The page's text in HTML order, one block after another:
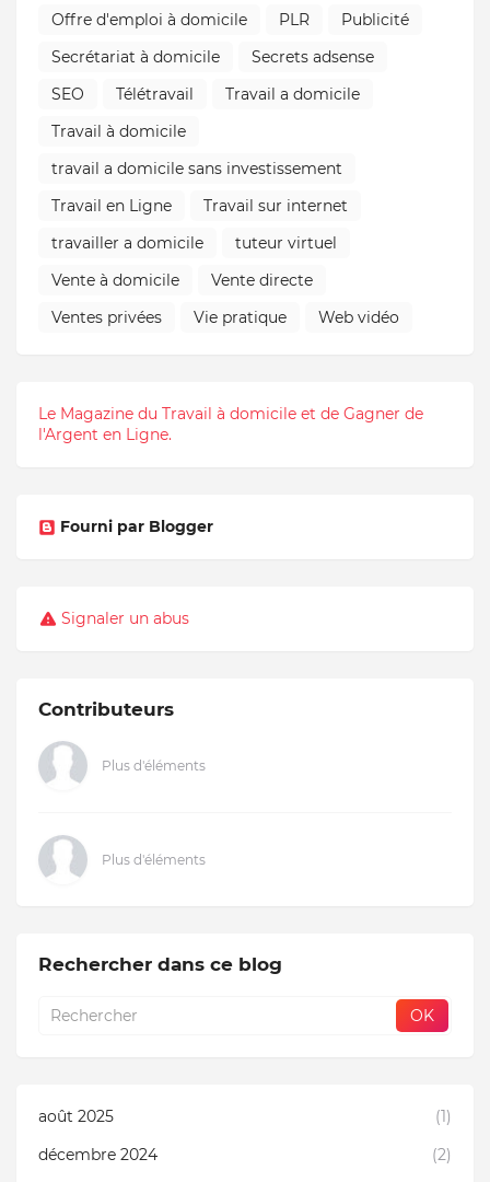
Offre d'emploi à domicile
PLR
Publicité
Secrétariat à domicile
Secrets adsense
SEO
Télétravail
Travail a domicile
Travail à domicile
travail a domicile sans investissement
Travail en Ligne
Travail sur internet
travailler a domicile
tuteur virtuel
Vente à domicile
Vente directe
Ventes privées
Vie pratique Web vidéo
Le Magazine du Travail à domicile et de Gagner de
l'Argent en Ligne.
Fourni par Blogger
Signaler un abus
Contributeurs
Plus d'éléments
Plus d'éléments
Rechercher dans ce blog
août 2025
(1)
décembre 2024
(2)